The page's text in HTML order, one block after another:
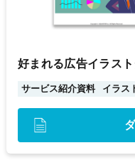
好まれる広告イラス
サービス紹介資料 イラス